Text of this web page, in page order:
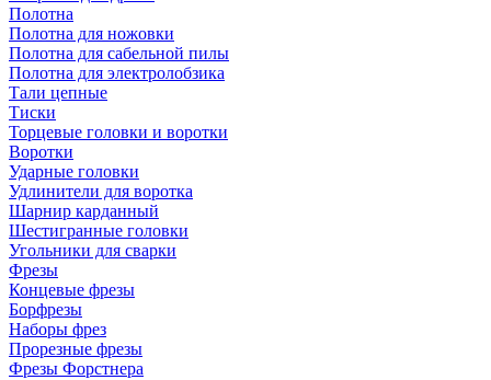
Полотна
Полотна для ножовки
Полотна для сабельной пилы
Полотна для электролобзика
Тали цепные
Тиски
Торцевые головки и воротки
Воротки
Ударные головки
Удлинители для воротка
Шарнир карданный
Шестигранные головки
Угольники для сварки
Фрезы
Концевые фрезы
Борфрезы
Наборы фрез
Прорезные фрезы
Фрезы Форстнера